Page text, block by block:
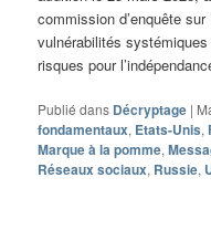
commission d’enquête
vulnérabilités
risques pour
Publié dans Décryptage |
fondamentaux, Etats-Unis,
Marque à la pomme,
Réseaux sociaux, Russie,